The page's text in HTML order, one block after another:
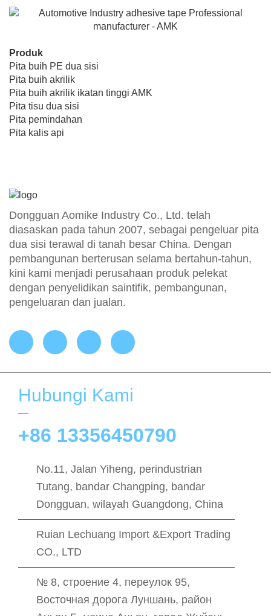
Produk
Pita buih PE dua sisi
Pita buih akrilik
Pita buih akrilik ikatan tinggi AMK
Pita tisu dua sisi
Pita pemindahan
Pita kalis api
Dongguan Aomike Industry Co., Ltd. telah
diasaskan pada tahun 2007, sebagai pengeluar pita
dua sisi terawal di tanah besar China. Dengan
pembangunan berterusan selama bertahun-tahun,
kini kami menjadi perusahaan produk pelekat
dengan penyelidikan saintifik, pembangunan,
pengeluaran dan jualan.
Hubungi Kami
+86 13356450790
No.11, Jalan Yiheng, perindustrian
Tutang, bandar Changping, bandar
Dongguan, wilayah Guangdong, China
Ruian Lechuang Import &Export Trading
CO., LTD
№ 8, строение 4, переулок 95,
Восточная дорога Луншань, район